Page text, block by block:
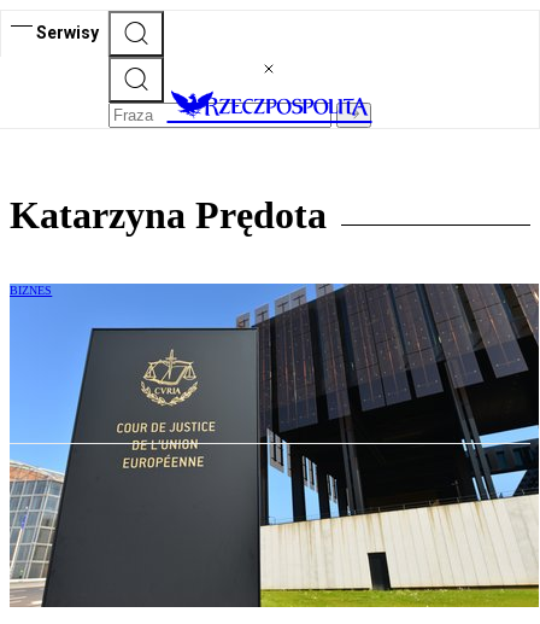
Serwisy
Katarzyna Prędota
BIZNES
TSUE: Przy zgłoszeniu znaku
towarowego liczy się intencja